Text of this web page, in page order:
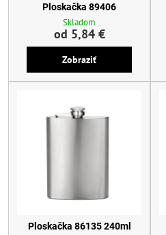
Ploskačka 89406
Skladom
od 5,84 €
Zobraziť
Ploskačka 86135 240ml